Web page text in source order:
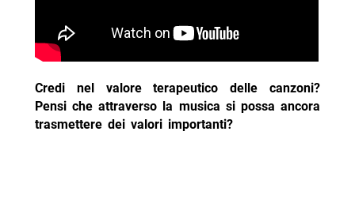
Credi nel valore terapeutico delle canzoni?
Pensi che attraverso la musica si possa ancora
trasmettere dei valori importanti?